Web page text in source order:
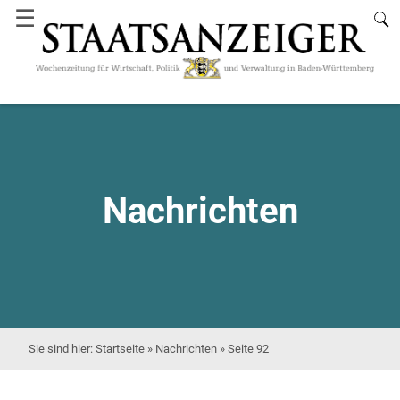
☰
Nachrichten
Startseite » Nachrichten » Seite 92